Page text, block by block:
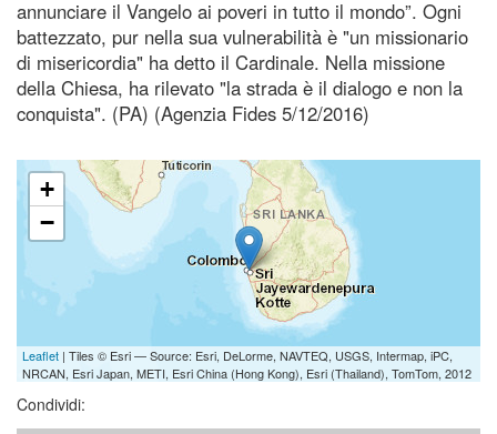
annunciare il Vangelo ai poveri in tutto il mondo”. Ogni
battezzato, pur nella sua vulnerabilità è "un missionario
di misericordia" ha detto il Cardinale. Nella missione
della Chiesa, ha rilevato "la strada è il dialogo e non la
conquista". (PA) (Agenzia Fides 5/12/2016)
+
−
Leaflet | Tiles © Esri — Source: Esri, DeLorme, NAVTEQ, USGS, Intermap, iPC,
NRCAN, Esri Japan, METI, Esri China (Hong Kong), Esri (Thailand), TomTom, 2012
Condividi: